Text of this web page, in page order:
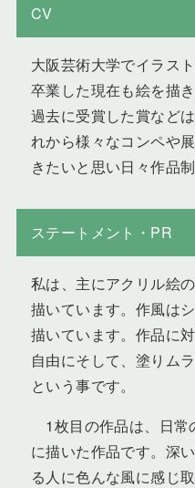
CV
大阪芸術大学でイラス
卒業した現在も絵を描
過去に受賞した賞など
れから様々なコンペや
きたいと思い日々作品
ステートメント・PR
私は、主にアクリル絵
描いています。作風は
描いています。作品に
自由にそして、塗りム
という事です。
1枚目の作品は、日常
に描いた作品です。深
る人に色んな風に感じ